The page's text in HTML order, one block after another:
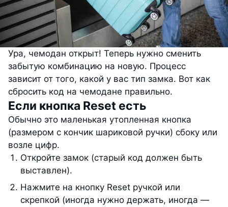
Ура, чемодан открыт! Теперь нужно сменить
забытую комбинацию на новую. Процесс
зависит от того, какой у вас тип замка. Вот как
сбросить код на чемодане правильно.
Если кнопка Reset есть
Обычно это маленькая утопленная кнопка
(размером с кончик шариковой ручки) сбоку или
возле цифр.
Откройте замок (старый код должен быть
выставлен).
Нажмите на кнопку Reset ручкой или
скрепкой (иногда нужно держать, иногда —